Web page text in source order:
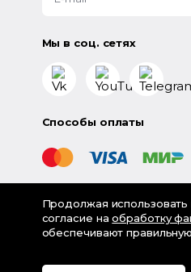
Мы в соц. сетях
Способы оплаты
©2026«LampsShop» -
светильников
Продолжая
согласие наобработку
обеспечивают